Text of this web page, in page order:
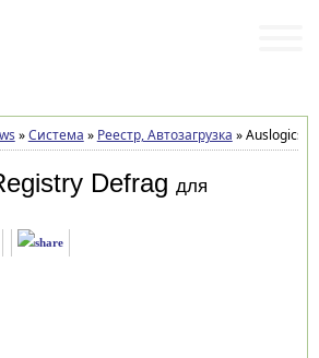
»Система » Реестр, Автозагрузка »Auslogics
Defrag для